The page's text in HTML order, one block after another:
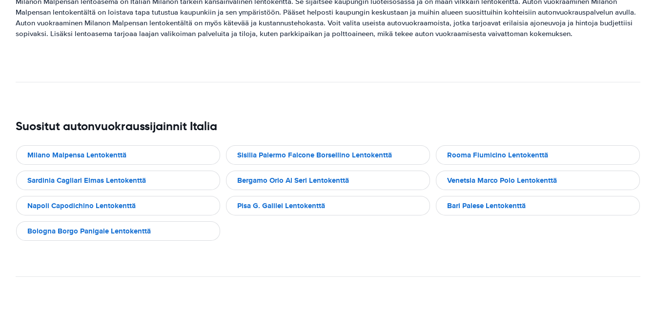
Malpensan lentokentältä on loistava tapa tutustua kaupunkiin ja sen ympäristöön. Pääset helposti kaupungin keskustaan ​​ja muihin alueen suosittuihin kohteisiin autonvuokrauspalvelun avulla.
Auton vuokraaminen Milanon Malpensan lentokentältä on myös kätevää ja kustannustehokasta. Voit valita useista autovuokraamoista, jotka tarjoavat erilaisia ​​ajoneuvoja ja hintoja budjettiisi
sopivaksi. Lisäksi lentoasema tarjoaa laajan valikoiman palveluita ja tiloja, kuten parkkipaikan ja polttoaineen, mikä tekee auton vuokraamisesta vaivattoman kokemuksen.
Suositut autonvuokraussijainnit Italia
Milano Malpensa Lentokenttä Sisilia Palermo Falcone Borsellino Lentokenttä Rooma Fiumicino Lentokenttä
Sardinia Cagliari Elmas Lentokenttä Bergamo Orio Al Seri Lentokenttä Venetsia Marco Polo Lentokenttä
Napoli Capodichino Lentokenttä Pisa G. Galilei Lentokenttä Bari Palese Lentokenttä
Bologna Borgo Panigale Lentokenttä